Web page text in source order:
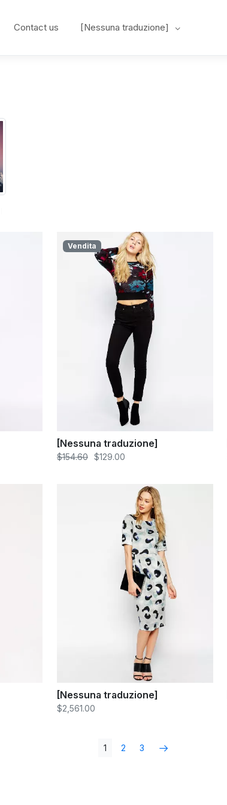
Contact us [Nessuna traduzione]
Vendita
[Nessuna traduzione]
$154.60 $129.00
[Nessuna traduzione]
$2,561.00
1 2 3